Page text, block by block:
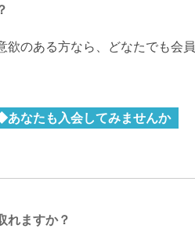
欲のある方なら、どなたでも会員
あなたも入会してみませんか
れますか？